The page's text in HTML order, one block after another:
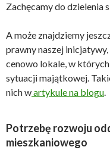
Zachęcamy do dzielenia
A może znajdziemy
prawny naszej
cenowo lokale, w
sytuacji majątkowej.
nich wartykule na blogu.
Potrzebę rozwoju
mieszkaniowego